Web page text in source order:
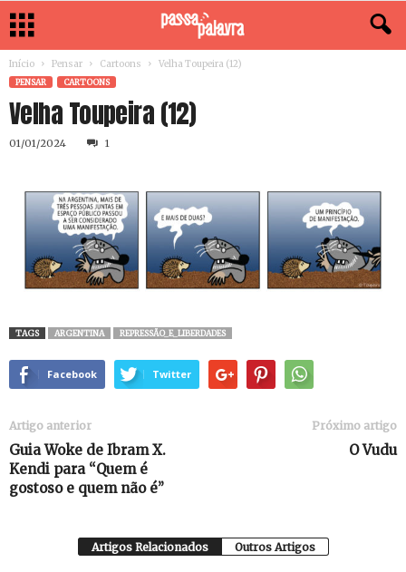
Início Pensar Cartoons Velha Toupeira (12)
PENSAR CARTOONS
Velha Toupeira (12)
01/01/2024 1
TAGS ARGENTINA REPRESSÃO_E_LIBERDADES
Facebook Twitter
Artigo anterior
Guia Woke de Ibram X.
Kendi para “Quem é
gostoso e quem não é”
Próximo artigo
O Vudu
Artigos Relacionados Outros Artigos